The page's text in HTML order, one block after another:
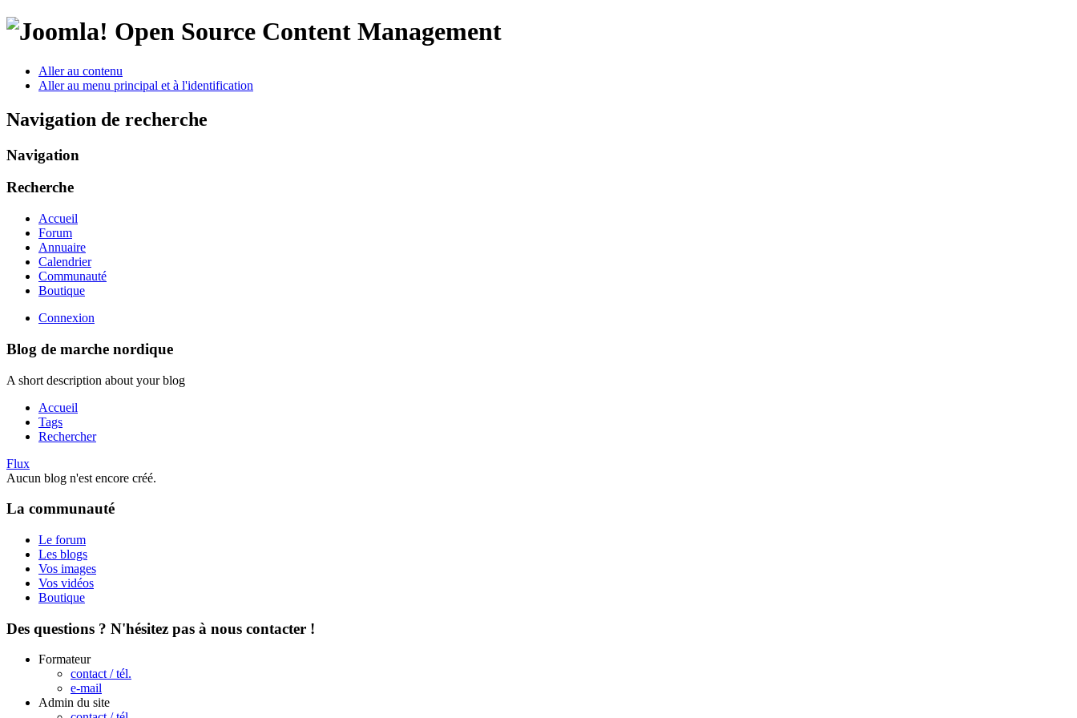
Open Source Content Management
Aller au contenu
Aller au menu principal et à l'identification
Navigation de recherche
Navigation
Recherche
Accueil
Forum
Annuaire
Calendrier
Communauté
Boutique
Connexion
Blog de marche nordique
A short description about your blog
Accueil
Tags
Rechercher
Flux
Aucun blog n'est encore créé.
La communauté
Le forum
Les blogs
Vos images
Vos vidéos
Boutique
Des questions ? N'hésitez pas à nous contacter !
Formateur
contact / tél.
e-mail
Admin du site